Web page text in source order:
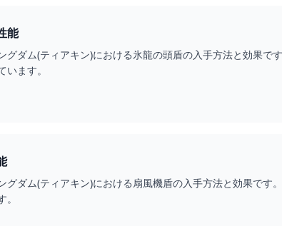
能
グダム(ティアキン)における氷龍の頭盾の入手方法と効果
ます。
グダム(ティアキン)における扇風機盾の入手方法と効果で